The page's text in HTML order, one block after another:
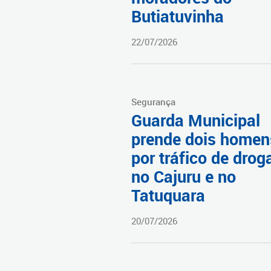
Butiatuvinha
22/07/2026
Segurança
Guarda Municipal
prende dois
por tráfico de
no Cajuru e no
Tatuquara
20/07/2026